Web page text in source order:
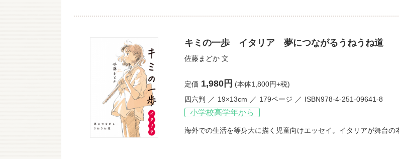
キミの一歩 イタリア 夢につながるうねうね道
佐藤まどか 文
定価 1,980円 (本体1,800円+税)
四六判
19×13cm 179ページ ISBN978-4-251-09641-8
小学校高学年から
海外での生活を等身大に描く児童向けエッセイ。イタリアが舞台